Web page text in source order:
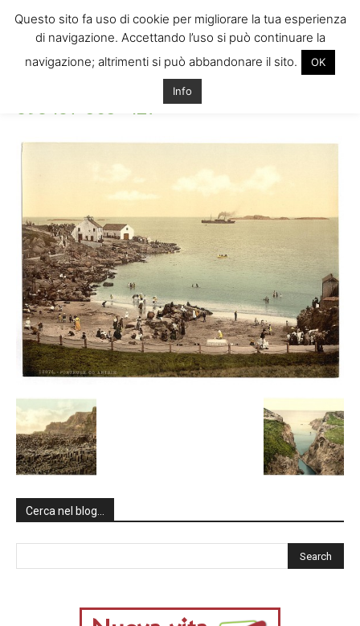
09840v-565x427
09840v-565×427
Cerca nel blog…
Questo sito fa uso di cookie per migliorare la tua esperienza
di navigazione. Accettando l’uso si può continuare la
navigazione; altrimenti si può abbandonare il sito.
OK
Info